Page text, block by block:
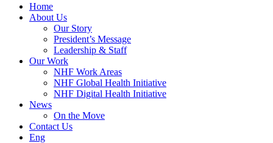
Home
About Us
Our Story
President’s Message
Leadership & Staff
Our Work
NHF Work Areas
NHF Global Health Initiative
NHF Digital Health Initiative
News
On the Move
Contact Us
Eng